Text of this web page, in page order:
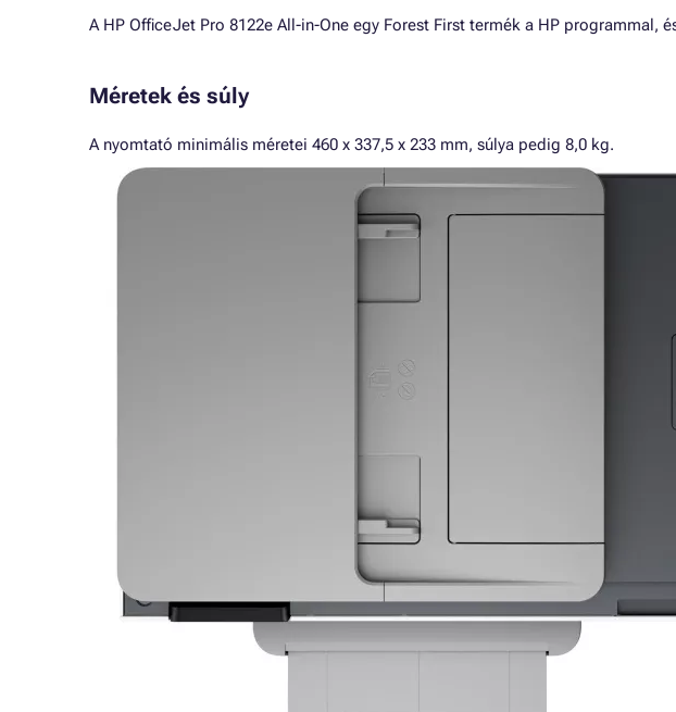
A HP OfficeJet Pro 8122e All-in-One egy Forest First termék a HP programmal,
Méretek és súly
A nyomtató minimális méretei 460 x 337,5 x 233 mm, súlya pedig 8,0 kg.